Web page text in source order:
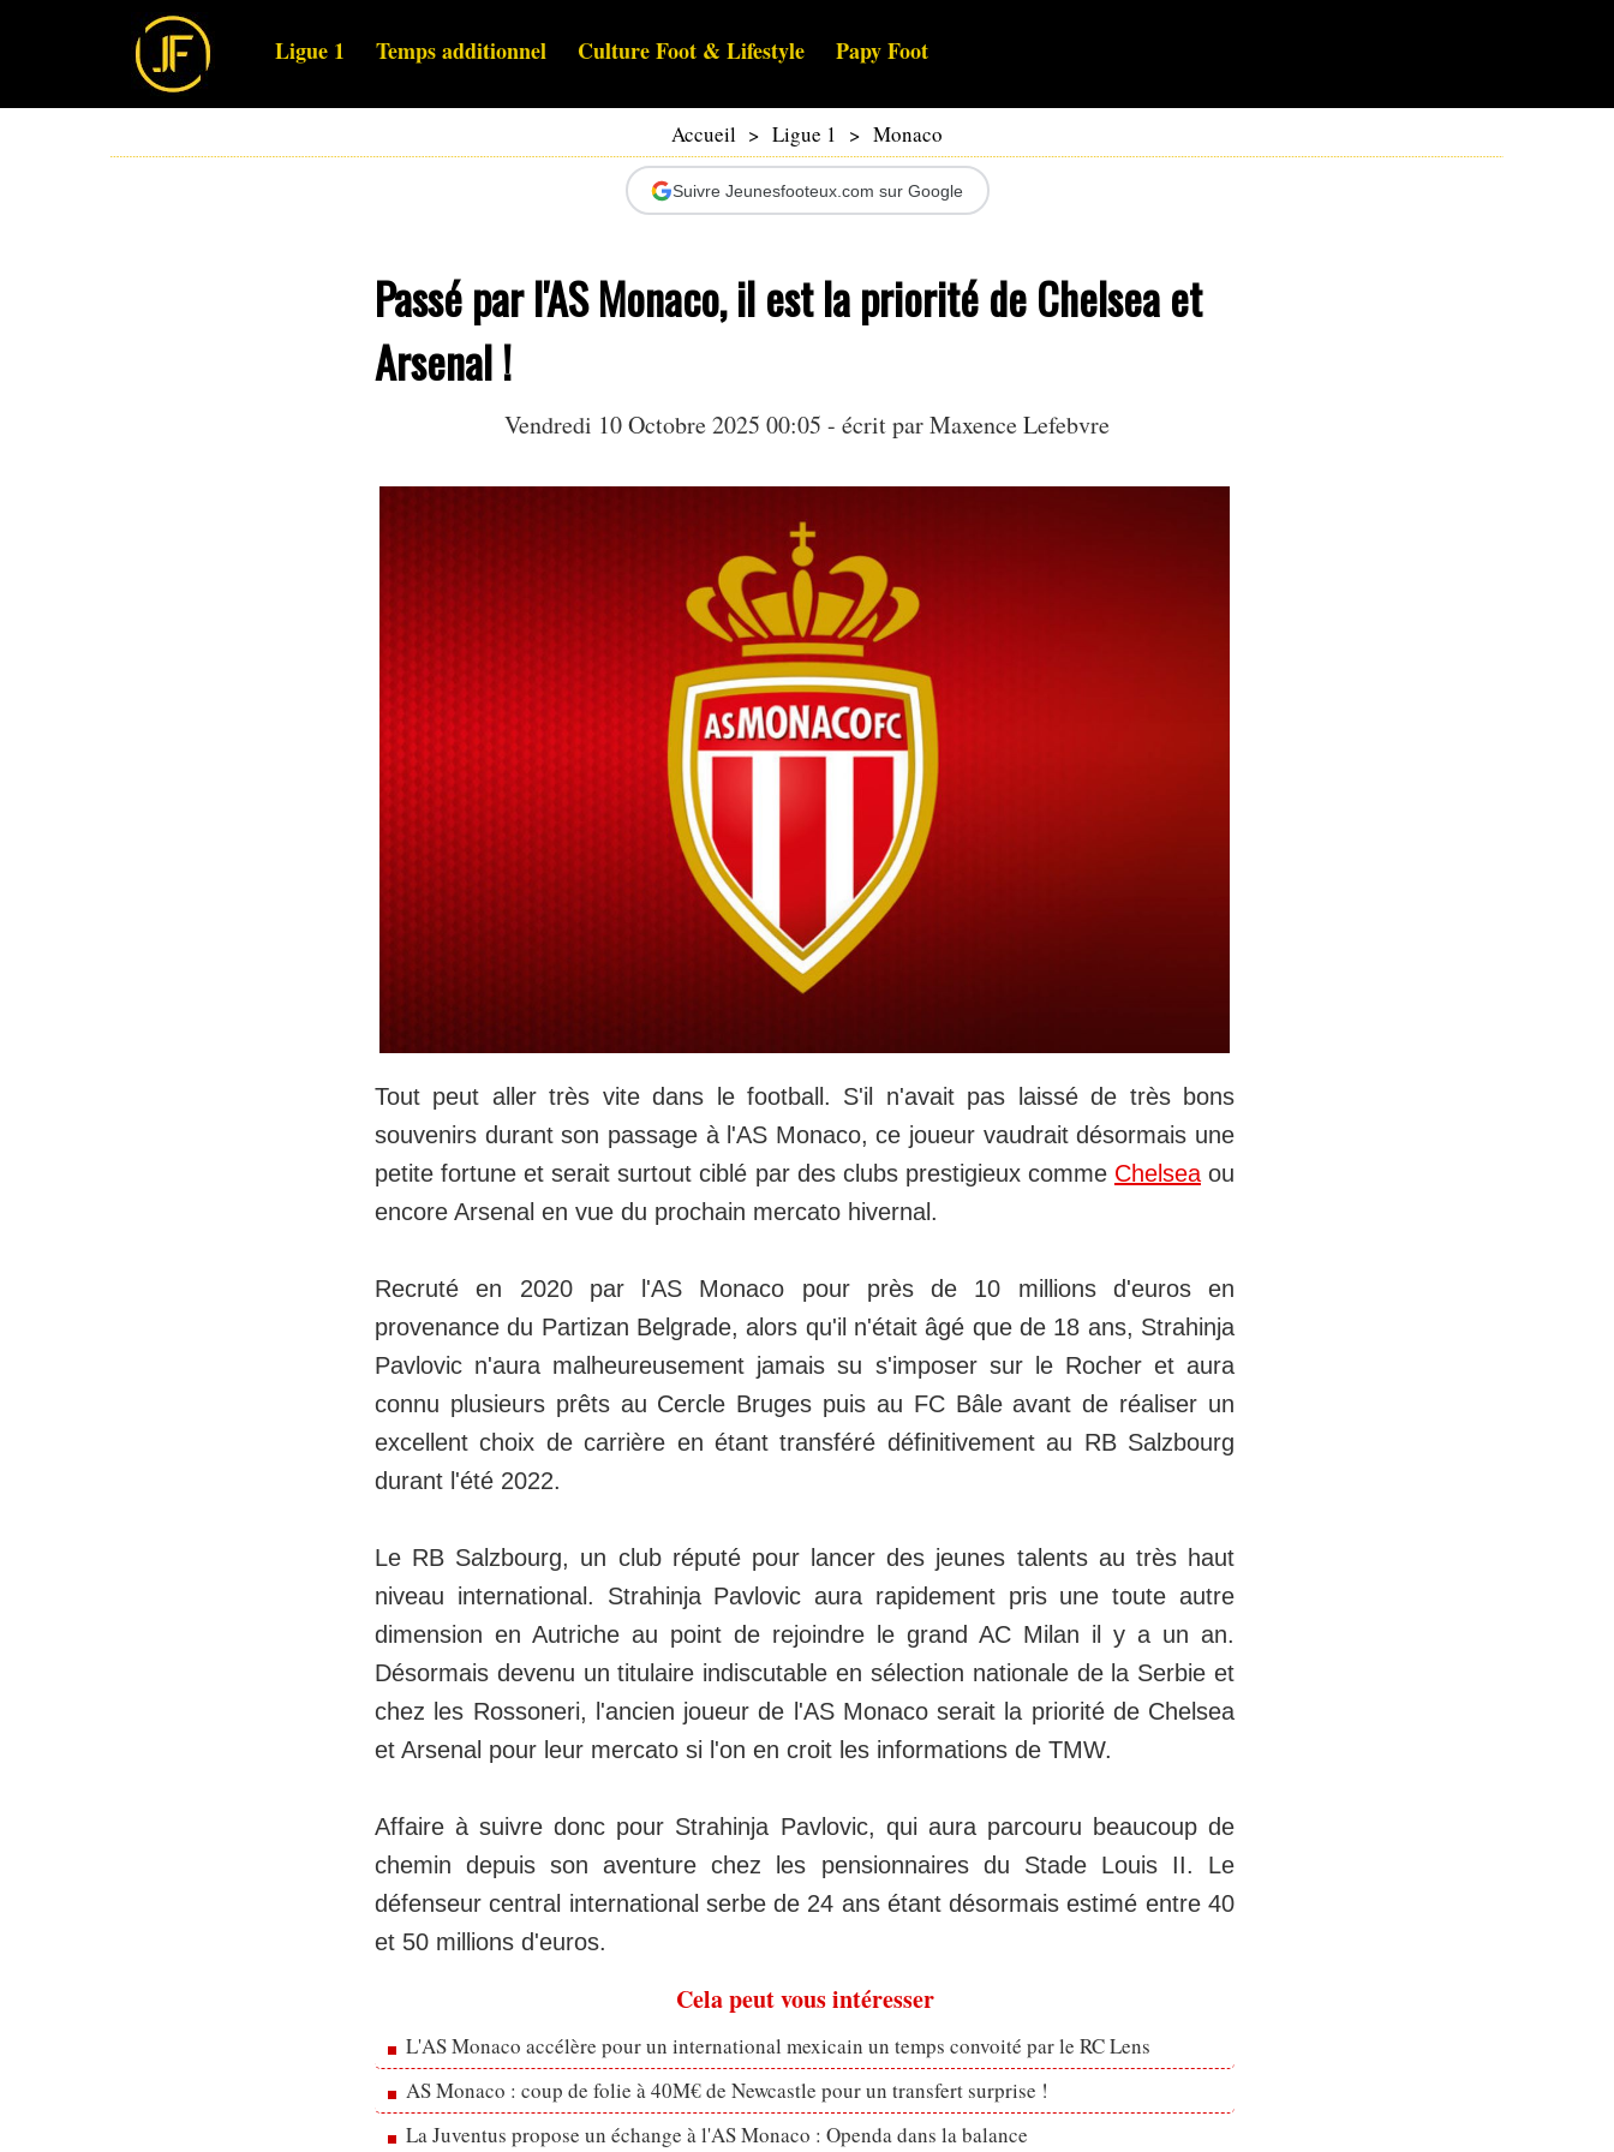
Ligue 1 Temps additionnel Culture Foot & Lifestyle Papy Foot
Accueil > Ligue 1 > Monaco
Suivre Jeunesfooteux.com sur Google
Passé par l'AS Monaco, il est la priorité de Chelsea et
Arsenal !
Vendredi 10 Octobre 2025 00:05 - écrit par Maxence Lefebvre
Tout peut aller très vite dans le football. S'il n'avait pas laissé de très bons
souvenirs durant son passage à l'AS Monaco, ce joueur vaudrait désormais une
petite fortune et serait surtout ciblé par des clubs prestigieux comme Chelseaou
encore Arsenal en vue du prochain mercato hivernal.
Recruté en 2020 par l'AS Monaco pour près de 10 millions d'euros en
provenance du Partizan Belgrade, alors qu'il n'était âgé que de 18 ans, Strahinja
Pavlovic n'aura malheureusement jamais su s'imposer sur le Rocher et aura
connu plusieurs prêts au Cercle Bruges puis au FC Bâle avant de réaliser un
excellent choix de carrière en étant transféré définitivement au RB Salzbourg
durant l'été 2022.
Le RB Salzbourg, un club réputé pour lancer des jeunes talents au très haut
niveau international. Strahinja Pavlovic aura rapidement pris une toute autre
dimension en Autriche au point de rejoindre le grand AC Milan il y a un an.
Désormais devenu un titulaire indiscutable en sélection nationale de la Serbie et
chez les Rossoneri, l'ancien joueur de l'AS Monaco serait la priorité de Chelsea
et Arsenal pour leur mercato si l'on en croit les informations de TMW.
Affaire à suivre donc pour Strahinja Pavlovic, qui aura parcouru beaucoup de
chemin depuis son aventure chez les pensionnaires du Stade Louis II. Le
défenseur central international serbe de 24 ans étant désormais estimé entre 40
et 50 millions d'euros.
Cela peut vous intéresser
L'AS Monaco accélère pour un international mexicain un temps convoité par le RC Lens
AS Monaco : coup de folie à 40M€ de Newcastle pour un transfert surprise !
La Juventus propose un échange à l'AS Monaco : Openda dans la balance